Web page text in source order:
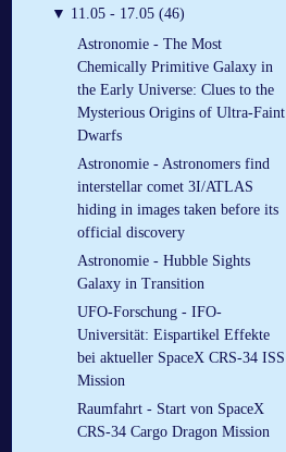
▼ 11.05 - 17.05 (46)
Astronomie - The Most
Chemically Primitive Galaxy in
the Early Universe: Clues to the
Mysterious Origins of Ultra-Faint
Dwarfs
Astronomie - Astronomers find
interstellar comet 3I/ATLAS
hiding in images taken before its
official discovery
Astronomie - Hubble Sights
Galaxy in Transition
UFO-Forschung - IFO-
Universität: Eispartikel Effekte
bei aktueller SpaceX CRS-34 ISS
Mission
Raumfahrt - Start von SpaceX
CRS-34 Cargo Dragon Mission